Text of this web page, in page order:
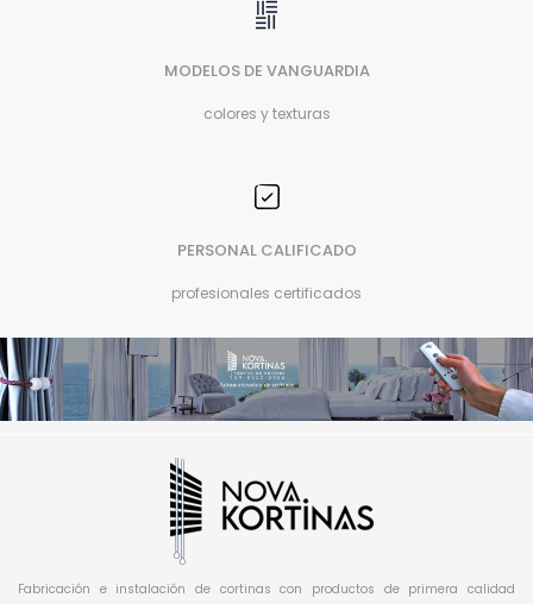
MODELOS DE VANGUARDIA
colores y texturas
PERSONAL CALIFICADO
profesionales certificados
Fabricación e instalación de cortinas con productos de primera calidad